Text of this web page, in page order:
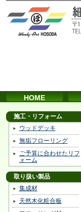
HOME
施工・リフォーム
ウッドデッキ
無垢フローリング
ご予算に合わせたリフ
ォーム
取り扱い製品
集成材
天然木化粧合板